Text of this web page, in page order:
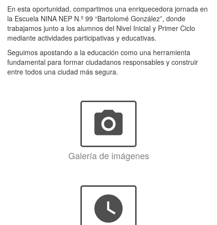
En esta oportunidad, compartimos una enriquecedora jornada en
la Escuela NINA NEP N.º 99 “Bartolomé González”, donde
trabajamos junto a los alumnos del Nivel Inicial y Primer Ciclo
mediante actividades participativas y educativas.
Seguimos apostando a la educación como una herramienta
fundamental para formar ciudadanos responsables y construir
entre todos una ciudad más segura.
photo_camera
Galería de imágenes
watch_later